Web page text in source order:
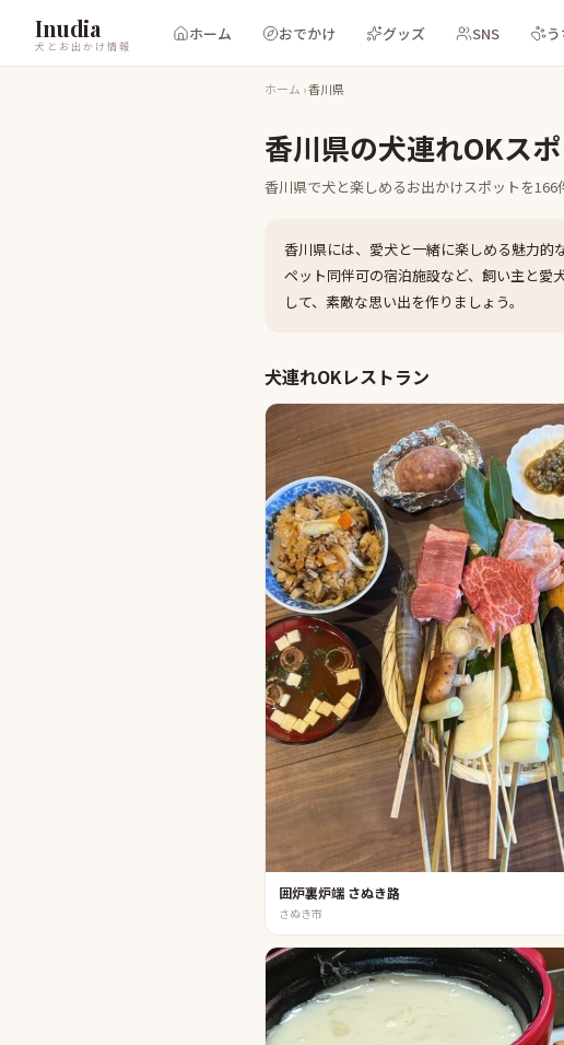
Inudia
犬とお出かけ情報
ホーム おでかけ グッズ SNS
ホーム ›香川県
香川県の犬連れOKス
香川県で犬と楽しめるお出かけスポットを166
香川県には、愛犬と一緒に楽しめる魅力的
ペット同伴可の宿泊施設など、飼い主と愛
して、素敵な思い出を作りましょう。
犬連れOKレストラン
囲炉裏炉端 さぬき路
さぬき市